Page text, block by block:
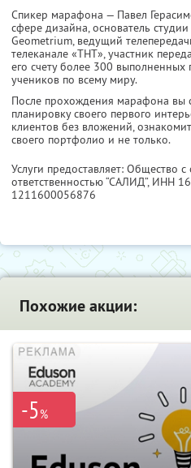
Спикер марафона — Павел
сфере дизайна, основатель
Geometrium, ведущий
телеканале «ТНТ», участник
его счету более 300
учеников по всему миру.
После прохождения марафона вы
планировку своего первого
клиентов без вложений,
своего портфолио и не только.
Услуги предоставляет: Общество
ответственностью “САЛИД”, ИНН
1211600056876
Похожие акции:
-5%